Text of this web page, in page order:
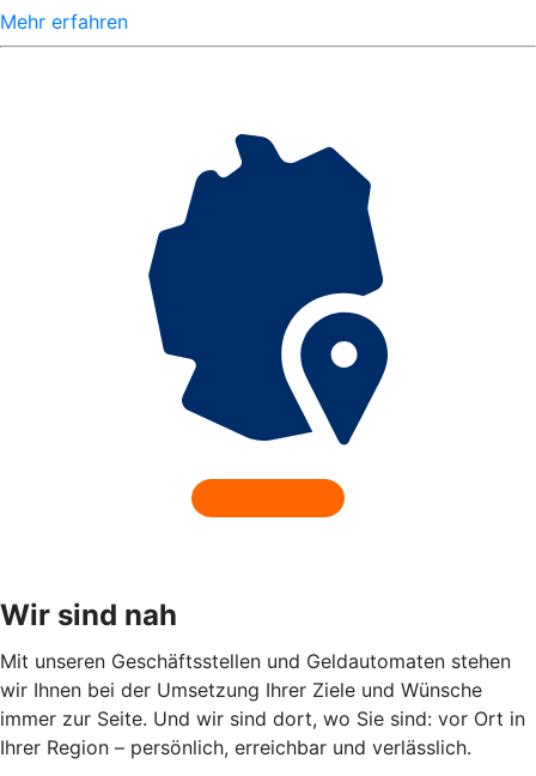
Mehr erfahren
Wir sind nah
Mit unseren Geschäftsstellen und Geldautomaten stehen
wir Ihnen bei der Umsetzung Ihrer Ziele und Wünsche
immer zur Seite. Und wir sind dort, wo Sie sind: vor Ort in
Ihrer Region – persönlich, erreichbar und verlässlich.